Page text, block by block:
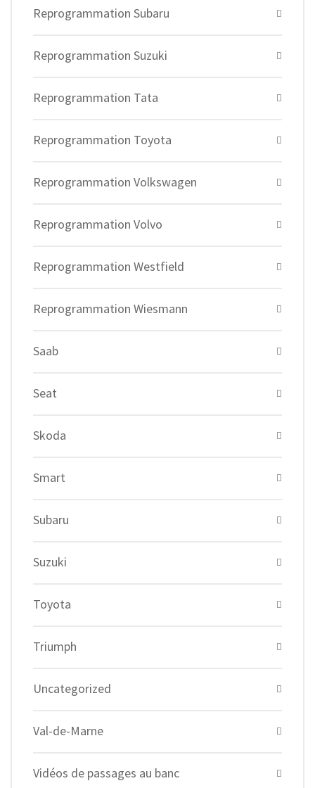
Reprogrammation Subaru
Reprogrammation Suzuki
Reprogrammation Tata
Reprogrammation Toyota
Reprogrammation Volkswagen
Reprogrammation Volvo
Reprogrammation Westfield
Reprogrammation Wiesmann
Saab
Seat
Skoda
Smart
Subaru
Suzuki
Toyota
Triumph
Uncategorized
Val-de-Marne
Vidéos de passages au banc